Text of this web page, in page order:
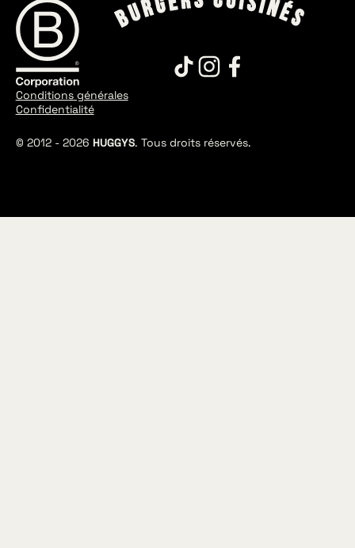
© 2012 - 2026 HUGGYS. Tous droits réservés.
Conditions générales
Confidentialité